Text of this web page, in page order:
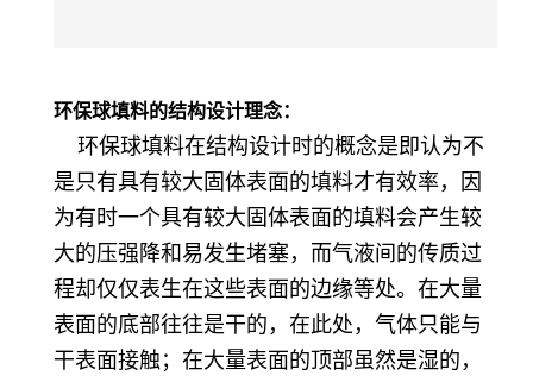
环保球填料的结构设计理念：
环保球填料在结构设计时的概念是即认为不
是只有具有较大固体表面的填料才有效率，因
为有时一个具有较大固体表面的填料会产生较
大的压强降和易发生堵塞，而气液间的传质过
程却仅仅表生在这些表面的边缘等处。在大量
表面的底部往往是干的，在此处，气体只能与
干表面接触；在大量表面的顶部虽然是湿的，